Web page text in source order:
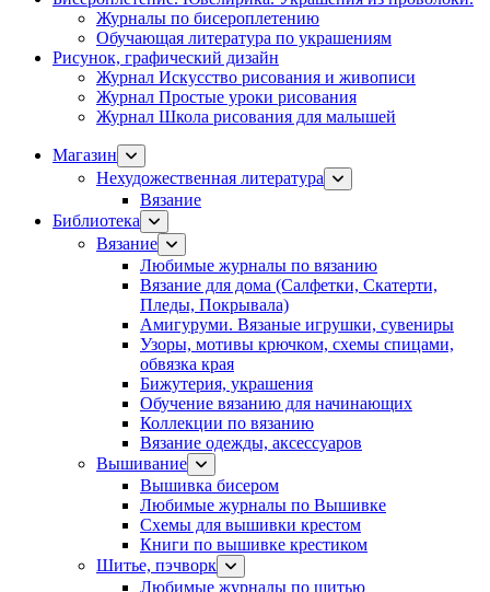
Журналы по бисероплетению
Обучающая литература по украшениям
Рисунок, графический дизайн
Журнал Искусство рисования и живописи
Журнал Простые уроки рисования
Журнал Школа рисования для малышей
Магазин
Нехудожественная литература
Вязание
Библиотека
Вязание
Любимые журналы по вязанию
Вязание для дома (Салфетки, Скатерти,
Пледы, Покрывала)
Амигуруми. Вязаные игрушки, сувениры
Узоры, мотивы крючком, схемы спицами,
обвязка края
Бижутерия, украшения
Обучение вязанию для начинающих
Коллекции по вязанию
Вязание одежды, аксессуаров
Вышивание
Вышивка бисером
Любимые журналы по Вышивке
Схемы для вышивки крестом
Книги по вышивке крестиком
Шитье, пэчворк
Любимые журналы по шитью